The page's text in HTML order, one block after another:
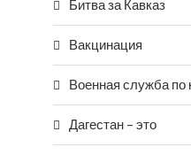
Битва за Кавказ
Вакцинация
Военная служба по
Дагестан – это